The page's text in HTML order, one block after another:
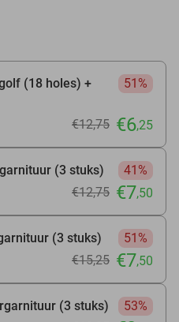
(18 holes) +
51%
€12,75 €6,25
(3 stuks)
41%
€12,75 €7,50
(3 stuks)
51%
€15,25 €7,50
(3 stuks)
53%